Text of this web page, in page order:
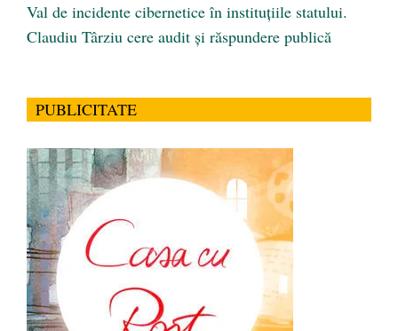
Val de incidente cibernetice în instituțiile statului.
Claudiu Târziu cere audit și răspundere publică
PUBLICITATE